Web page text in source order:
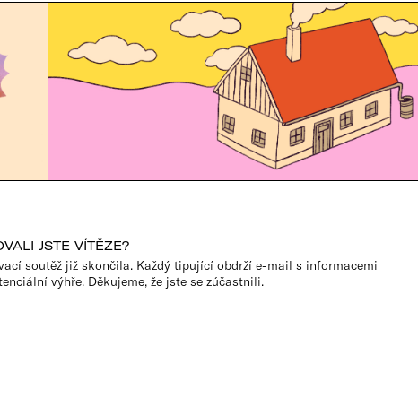
JSTE VÍTĚZE?
soutěž již skončila. Každý tipující obdrží e-mail s informacemi
výhře. Děkujeme, že jste se zúčastnili.